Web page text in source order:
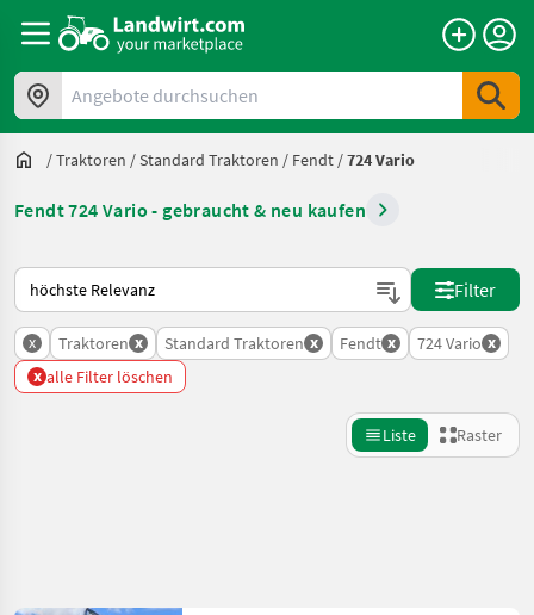
Angebote durchsuchen
/Traktoren /Standard Traktoren / Fendt /724 Vario
Fendt 724 Vario - gebraucht & neu kaufen
So wird auf Landwirt.com sortiert
Filter
x Traktoren x Standard Traktoren x Fendt x 724 Vario x
x alle Filter löschen
Liste Raster